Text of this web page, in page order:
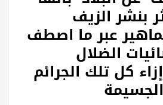
بنشر الزيف
عبر ما اصطف
الضلال
كل تلك الجرائم